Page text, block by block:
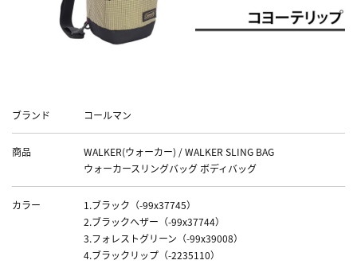
ブランド
コールマン
商品
WALKER(ウォーカー) / WALKER SLING BAG
ウォーカースリングバッグ ボディバッグ
カラー
1.ブラック（-99x37745）
2.ブラックヘザー（-99x37744）
3.フォレストグリーン（-99x39008）
4.ブラックリップ（-2235110）